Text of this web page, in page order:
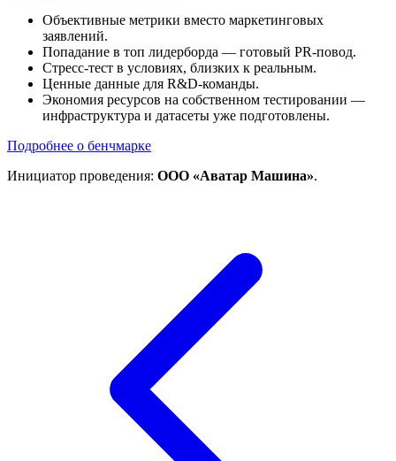
Объективные метрики вместо маркетинговых
заявлений.
Попадание в топ лидерборда — готовый PR-повод.
Стресс-тест в условиях, близких к реальным.
Ценные данные для R&D-команды.
Экономия ресурсов на собственном тестировании —
инфраструктура и датасеты уже подготовлены.
Подробнее о бенчмарке
Инициатор проведения: ООО «Аватар Машина».